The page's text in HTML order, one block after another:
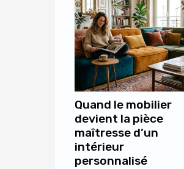
Quand le mobilier
devient la pièce
maîtresse d’un
intérieur
personnalisé